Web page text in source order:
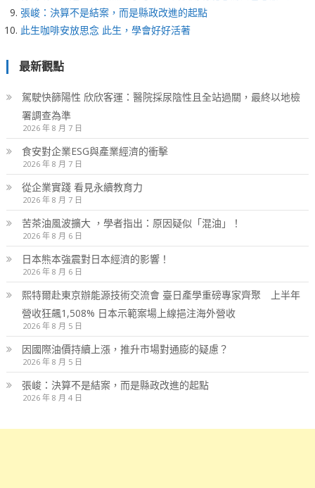
張峻：決算不是結案，而是縣政改進的起點
此生咖啡安放思念 此生，學會好好活著
最新觀點
駕駛快篩陽性 欣欣客運：醫院採尿陰性且全站過關，最終以地檢
署調查為準
2026 年 8 月 7 日
食安對企業ESG與產業經濟的衝擊
2026 年 8 月 7 日
從企業實踐 看見永續教育力
2026 年 8 月 7 日
苦茶油風波擴大 ，學者指出：原因疑似「混油」！
2026 年 8 月 6 日
日本熊本強震對日本經濟的影響！
2026 年 8 月 6 日
熙特爾赴東京辦能源技術交流會 臺日產學重磅專家齊聚 上半年
營收狂飆1,508% 日本示範案場上線挹注海外營收
2026 年 8 月 5 日
因國際油價持續上漲，推升市場對通膨的疑慮？
2026 年 8 月 5 日
張峻：決算不是結案，而是縣政改進的起點
2026 年 8 月 4 日